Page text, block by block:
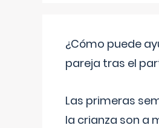
¿Cómo puede
pareja tras el
Las primeras
la crianza son a